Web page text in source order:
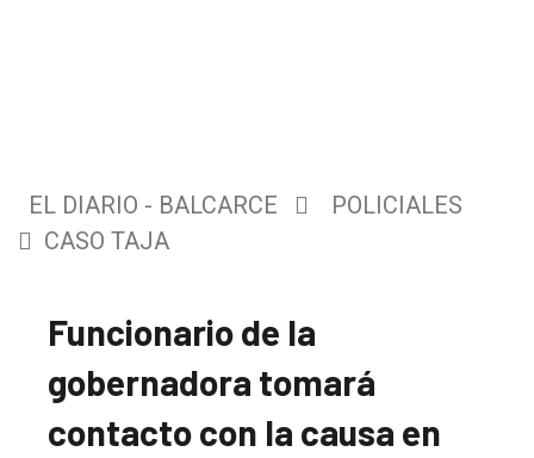
EL DIARIO - BALCARCE
POLICIALES
CASO TAJA
Funcionario de la
gobernadora tomará
contacto con la causa en